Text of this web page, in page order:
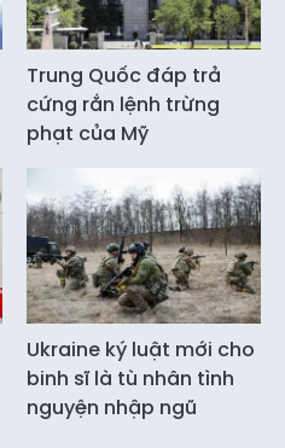
Trung Quốc đáp trả
cứng rắn lệnh trừng
phạt của Mỹ
Ukraine ký luật mới cho
binh sĩ là tù nhân tình
nguyện nhập ngũ